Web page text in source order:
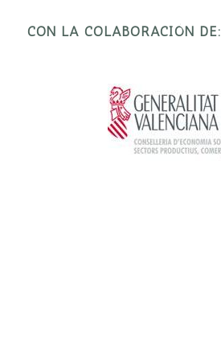
CON LA COLABORACIÓN DE: